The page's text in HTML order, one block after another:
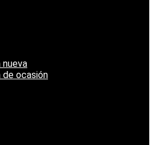
nueva
de ocasión